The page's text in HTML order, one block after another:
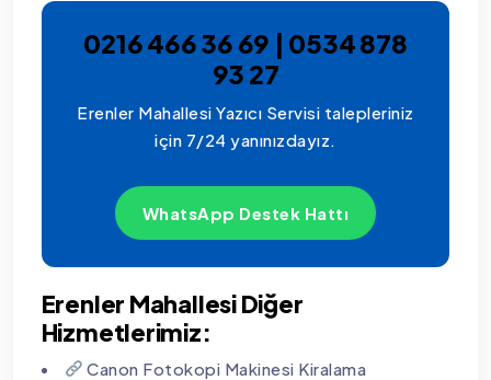
0216 466 36 69 | 0534 878
93 27
Erenler Mahallesi Yazıcı Servisi talepleriniz
için 7/24 yanınızdayız.
WhatsApp Destek Hattı
Erenler Mahallesi Diğer
Hizmetlerimiz:
Canon Fotokopi Makinesi Kiralama